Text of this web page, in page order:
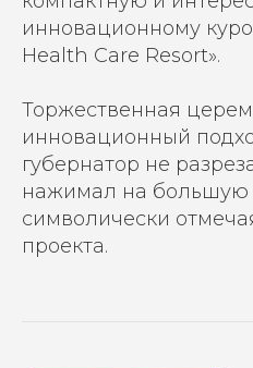
инновационному
Health Care Resort».
Торжественная
инновационный
губернатор не
нажимал на большую
символически
проекта.